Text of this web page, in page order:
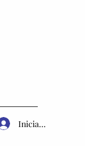
Iniciar sesión